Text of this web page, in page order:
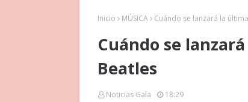
Inicio MÚSICA Cuándo se lanzará la
Cuándo se
Beatles
Noticias Gala 18:29